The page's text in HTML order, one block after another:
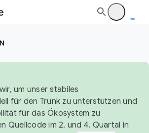
um unser stabiles
für den Trunk zu unterstützen und
für das Ökosystem zu
Quellcode im 2. und 4. Quartal in